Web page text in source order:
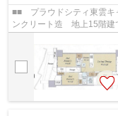
■■ プラウドシティ東雲キャナルマー
ンクリート造 地上15階建て 総
━━━━━━━━━━━━━━━